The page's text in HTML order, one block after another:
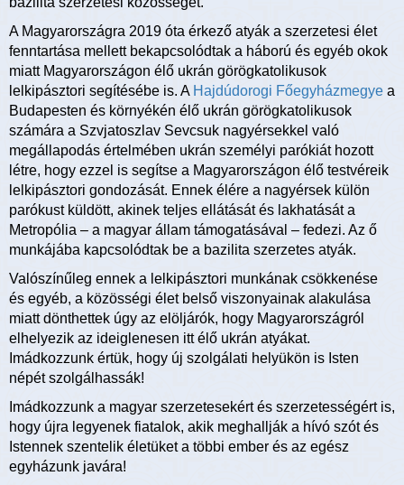
A Magyarországra 2019 óta érkező atyák a szerzetesi élet
fenntartása mellett bekapcsolódtak a háború és egyéb okok
miatt Magyarországon élő ukrán görögkatolikusok
lelkipásztori segítésébe is. A Hajdúdorogi Főegyházmegye a
Budapesten és környékén élő ukrán görögkatolikusok
számára a Szvjatoszlav Sevcsuk nagyérsekkel való
megállapodás értelmében ukrán személyi parókiát hozott
létre, hogy ezzel is segítse a Magyarországon élő testvéreik
lelkipásztori gondozását. Ennek élére a nagyérsek külön
parókust küldött, akinek teljes ellátását és lakhatását a
Metropólia – a magyar állam támogatásával – fedezi. Az ő
munkájába kapcsolódtak be a bazilita szerzetes atyák.
Valószínűleg ennek a lelkipásztori munkának csökkenése
és egyéb, a közösségi élet belső viszonyainak alakulása
miatt dönthettek úgy az elöljárók, hogy Magyarországról
elhelyezik az ideiglenesen itt élő ukrán atyákat.
Imádkozzunk értük, hogy új szolgálati helyükön is Isten
népét szolgálhassák!
Imádkozzunk a magyar szerzetesekért és szerzetességért is,
hogy újra legyenek fiatalok, akik meghallják a hívó szót és
Istennek szentelik életüket a többi ember és az egész
egyházunk javára!